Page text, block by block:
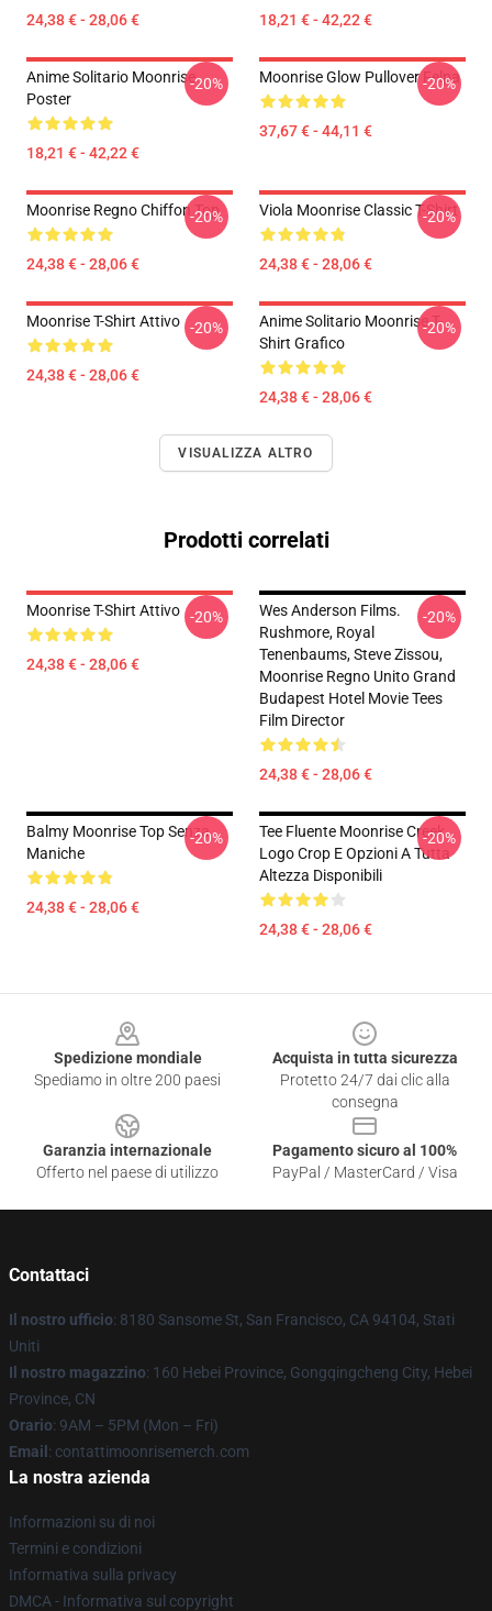
24,38 € - 28,06 € 18,21 € - 42,22 €
Anime Solitario Moonrise
Poster
18,21 € - 42,22 €
-20% Moonrise Glow Pullover Felpa
37,67 € - 44,11 €
-20%
Moonrise Regno Chiffon Top
24,38 € - 28,06 €
-20% Viola Moonrise Classic T-Shirt
24,38 € - 28,06 €
-20%
Moonrise T-Shirt Attivo
24,38 € - 28,06 €
-20%
Anime Solitario Moonrise T-
Shirt Grafico
24,38 € - 28,06 €
-20%
VISUALIZZA ALTRO
Prodotti correlati
Moonrise T-Shirt Attivo
24,38 € - 28,06 €
-20%
Wes Anderson Films.
Rushmore, Royal
Tenenbaums, Steve Zissou,
Moonrise Regno Unito Grand
Budapest Hotel Movie Tees
Film Director
24,38 € - 28,06 €
-20%
Balmy Moonrise Top Senza
Maniche
24,38 € - 28,06 €
-20%
Tee Fluente Moonrise Creek
Logo Crop E Opzioni A Tutta
Altezza Disponibili
24,38 € - 28,06 €
-20%
Spedizione mondiale
Spediamo in oltre 200 paesi
Acquista in tutta sicurezza
Protetto 24/7 dai clic alla
consegna
Garanzia internazionale
Offerto nel paese di utilizzo
Pagamento sicuro al 100%
PayPal / MasterCard / Visa
Contattaci
Il nostro ufficio: 8180 Sansome St, San Francisco, CA 94104, Stati
Uniti
Il nostro magazzino: 160 Hebei Province, Gongqingcheng City, Hebei
Province, CN
Orario: 9AM – 5PM (Mon – Fri)
Email : contattimoonrisemerch.com
La nostra azienda
Informazioni su di noi
Termini e condizioni
Informativa sulla privacy
DMCA - Informativa sul copyright